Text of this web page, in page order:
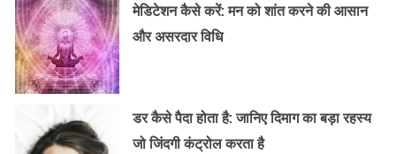
मेडिटेशन कैसे करें: मन को शांत करने की आसान
और असरदार विधि
डर कैसे पैदा होता है: जानिए दिमाग का बड़ा रहस्य
जो जिंदगी कंट्रोल करता है